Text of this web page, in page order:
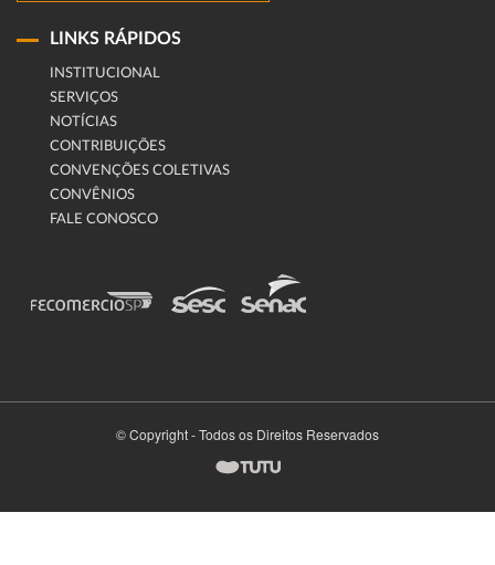
LINKS RÁPIDOS
INSTITUCIONAL
SERVIÇOS
NOTÍCIAS
CONTRIBUIÇÕES
CONVENÇÕES COLETIVAS
CONVÊNIOS
FALE CONOSCO
© Copyright - Todos os Direitos Reservados